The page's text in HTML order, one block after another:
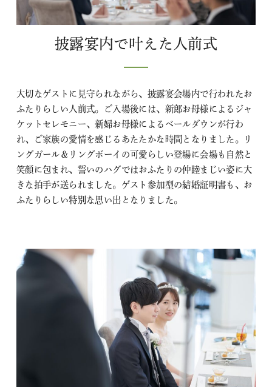
披露宴内で叶えた人前式
大切なゲストに見守られながら、披露宴会場内で行われたお
ふたりらしい人前式。ご入場後には、新郎お母様によるジャ
ケットセレモニー、新婦お母様によるベールダウンが行わ
れ、ご家族の愛情を感じるあたたかな時間となりました。リ
ングガール＆リングボーイの可愛らしい登場に会場も自然と
笑顔に包まれ、誓いのハグではおふたりの仲睦まじい姿に大
きな拍手が送られました。ゲスト参加型の結婚証明書も、お
ふたりらしい特別な思い出となりました。